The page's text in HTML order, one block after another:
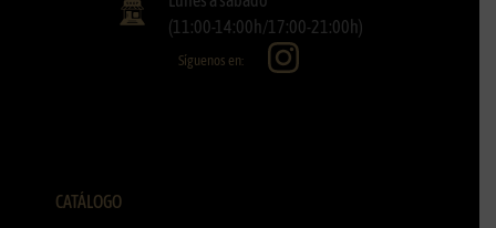
(11:00-14:00h/17:00-21:00h)
Síguenos en:
CATÁLOGO